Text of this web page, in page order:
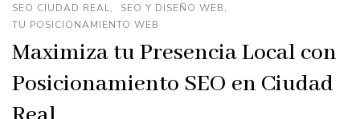
SEO CIUDAD REAL
SEO Y DISEÑO WEB
TU POSICIONAMIENTO WEB
Maximiza tu Presencia Local con
Posicionamiento SEO en Ciudad